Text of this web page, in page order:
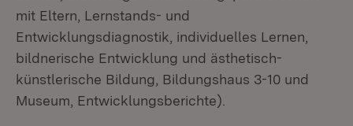
mit Eltern, Lernstands- und
Entwicklungsdiagnostik, individuelles Lernen,
bildnerische Entwicklung und ästhetisch-
künstlerische Bildung, Bildungshaus 3-10 und
Museum, Entwicklungsberichte).